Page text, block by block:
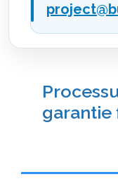
garantie